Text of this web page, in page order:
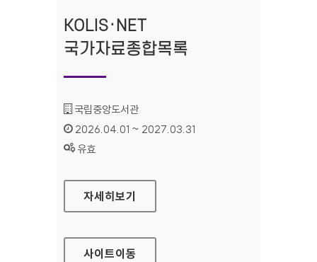
KOLIS·NET
국가자료종합목록
기관명 :
국립중앙도서관
인증기간 :
2026.04.01 ~ 2027.03.31
상태 :
유효
KOLIS·NET 국가자료종합목록
자세히보기
사이트이동